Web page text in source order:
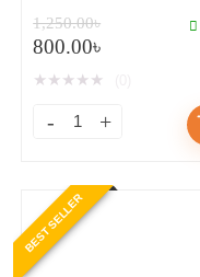
1,250.00৳
800.00৳
★ ★ ★ ★ ★
BEST SELLER